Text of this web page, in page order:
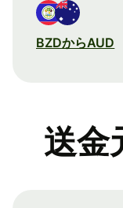
BZDからAUD
送金